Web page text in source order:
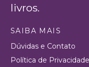
livros.
SAIBA MAIS
Dúvidas e Contato
Política de Privacidade